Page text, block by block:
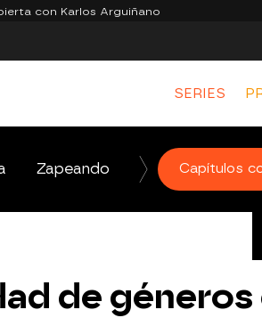
con Karlos Arguiñano
SERIES
Zapeando La VozCapítulos
de géneros